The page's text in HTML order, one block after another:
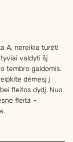
A, nereikia turėti
valdyti šį
tembro gaidomis.
dėmesį į
fleitos dydį. Nuo
fleita –